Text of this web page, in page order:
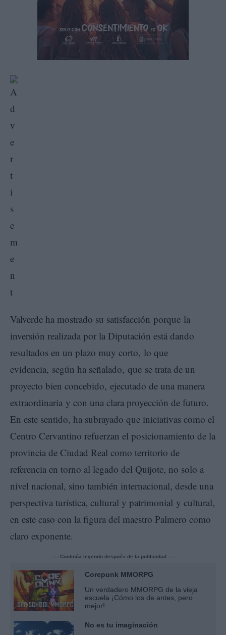
Valverde ha mostrado su satisfacción porque la
inversión realizada por la Diputación está dando
resultados en un plazo muy corto, lo que
evidencia, según ha señalado, que se trata de un
proyecto bien concebido, ejecutado de una manera
extraordinaria y con una clara proyección de futuro.
En este sentido, ha subrayado que iniciativas como el
Centro Cervantino refuerzan el posicionamiento de la
provincia de Ciudad Real como territorio de
referencia en torno al legado del Quijote, no solo a
nivel nacional, sino también internacional, desde una
perspectiva turística, cultural y patrimonial y cultural,
en este caso con la figura del maestro Palmero como
claro exponente.
- - - Continúa leyendo después de la publicidad - - -
Corepunk MMORPG
Un verdadero MMORPG de la vieja
escuela ¡Cómo los de antes, pero
mejor!
No es tu imaginación